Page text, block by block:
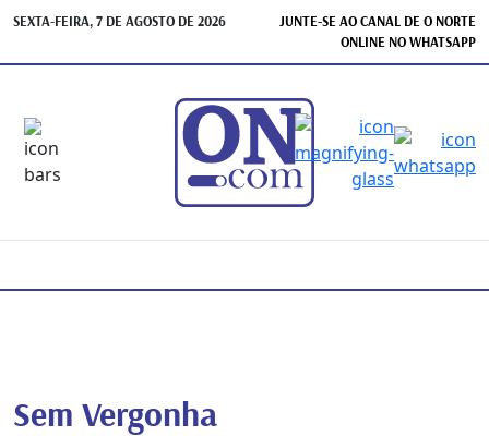
SEXTA-FEIRA, 7 DE AGOSTO DE 2026
JUNTE-SE AO CANAL DE O NORTE
ONLINE NO WHATSAPP
Sem Vergonha